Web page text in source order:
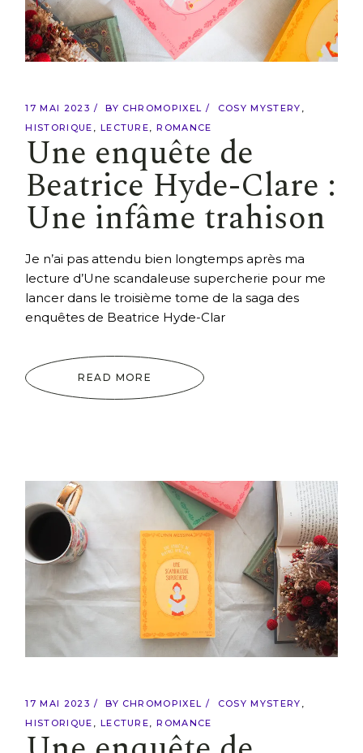
17 MAI 2023 BY CHROMOPIXEL
COSY MYSTERY
HISTORIQUE
LECTURE ROMANCE
Une enquête de
Beatrice Hyde-Clare :
Une infâme trahison
Je n’ai pas attendu bien longtemps après ma
lecture d’Une scandaleuse supercherie pour me
lancer dans le troisième tome de la saga des
enquêtes de Beatrice Hyde-Clar
READ MORE
17 MAI 2023 BY CHROMOPIXEL
COSY MYSTERY
HISTORIQUE
LECTURE ROMANCE